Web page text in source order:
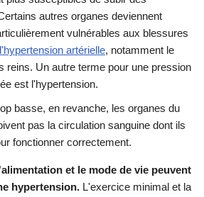
autres organes deviennent
vulnérables aux blessures
l'hypertension artérielle, notamment le
reins. Un autre terme pour une pression
est l'hypertension.
basse, en revanche, les organes du
pas la circulation sanguine dont ils
fonctionner correctement.
et le mode de vie peuvent
hypertension. L'exercice minimal et la